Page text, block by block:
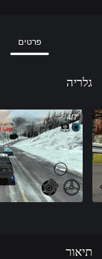
פרטים
גלריה
תיאור